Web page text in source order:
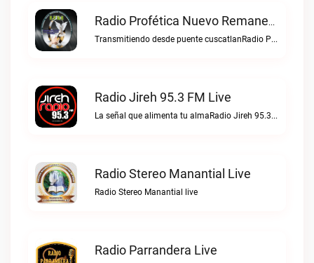
Radio Profética Nuevo Remanente Live
Transmitiendo desde puente cuscatlanRadio Profética Nuevo Remanente live
Radio Jireh 95.3 FM Live
La señal que alimenta tu almaRadio Jireh 95.3 FM live
Radio Stereo Manantial Live
Radio Stereo Manantial live
Radio Parrandera Live